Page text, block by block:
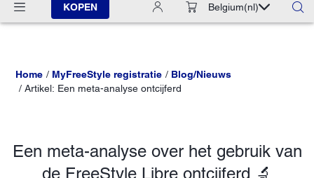
KOPEN Belgium(nl)
Home MyFreeStyle registratie
Blog/Nieuws
Artikel: Een meta-analyse ontcijferd
Een meta-analyse over het gebruik van
de FreeStyle Libre ontcijferd 🔬